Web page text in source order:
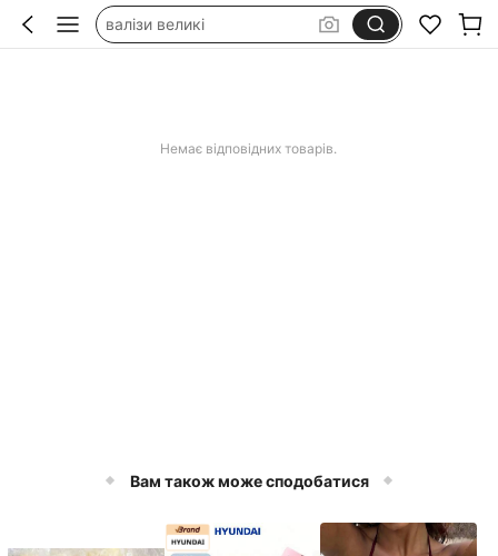
валізи великі
Немає відповідних товарів.
Вам також може сподобатися